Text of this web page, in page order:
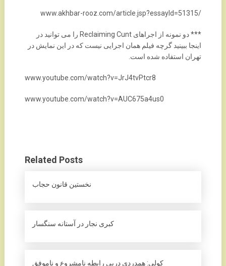
/www.akhbar-rooz.com/article.jsp?essayId=51315
*** دو نمونه از اجراهای Reclaiming Cunt را می توانید در
اینجا ببینید گرچه فیلم همان اجرایی نیست که در این نمایش در
تهران استفاده شده است.
www.youtube.com/watch?v=JrJ4tvPtcr8
www.youtube.com/watch?v=AUC675a4us0
Related Posts
نخستین قانون حجاب
کبری نجار در آستانه سنگسار‏
کولی: همدردی درپی رابطه نامشروع و ناموفق